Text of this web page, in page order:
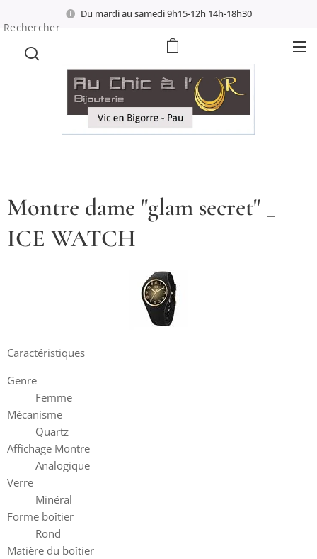
Du mardi au samedi 9h15-12h 14h-18h30
Rechercher
Montre dame "glam secret" _
ICE WATCH
Caractéristiques
Genre
Femme
Mécanisme
Quartz
Affichage Montre
Analogique
Verre
Minéral
Forme boîtier
Rond
Matière du boîtier